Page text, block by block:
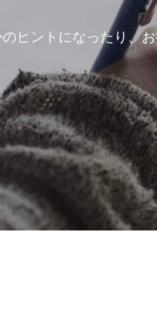
ヒントになったり、